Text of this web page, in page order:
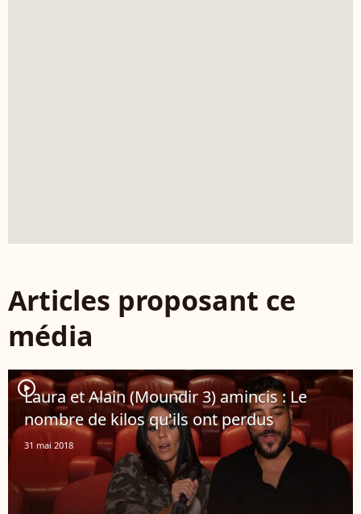
Articles proposant ce
média
player2
Laura et Alain (Moundir 3) amincis : Le
nombre de kilos qu'ils ont perdus
31 mai 2018